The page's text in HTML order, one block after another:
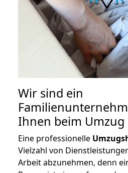
Wir sind ein
Ihnen beim Umzug
Eine professionelle
Vielzahl von
Arbeit abzunehmen, denn